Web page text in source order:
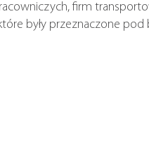
firm
były przeznaczone pod